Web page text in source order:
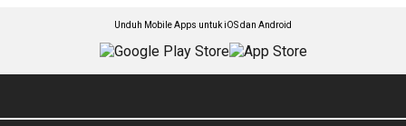
Unduh Mobile Apps untuk iOS dan Android